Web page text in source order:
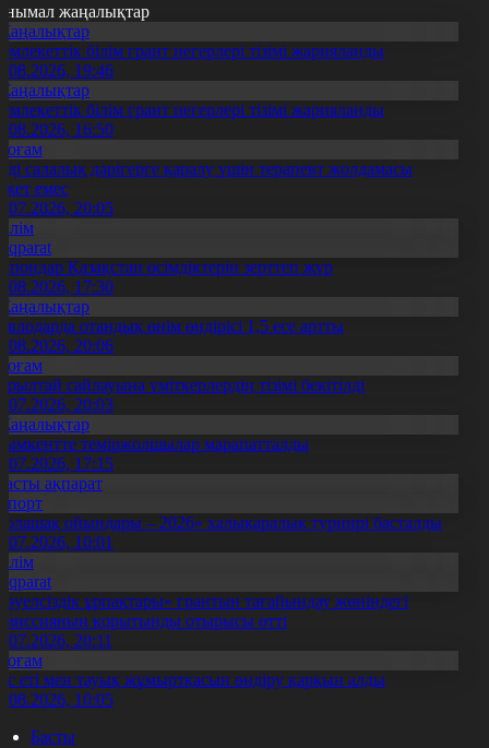
жаңалықтар
білім грант иегерлері тізімі жарияланды
19:46
білім грант иегерлері тізімі жарияланды
16:50
салалық дәрігерге қаралу үшін терапевт жолдамасы
емес
20:05
Қазақстан өсімдіктерін зерттеп жүр
17:30
отандық өнім өндірісі 1,5 есе артты
20:06
сайлауына үміткерлердің тізімі бекітілді
20:03
теміржолшылар марапатталды
17:15
ақпарат
ойындары – 2026» халықаралық турнирі басталды
10:01
ұрпақтары» грантын тағайындау жөніндегі
қорытынды отырысы өтті
20:11
еті мен тауық жұмыртқасын өндіру қарқын алды
10:05
Басты